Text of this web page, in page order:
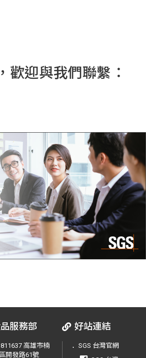
歡迎與我們聯繫：
服務部
811637 高雄市楠
開發路61號
好站連結
． SGS 台灣官網